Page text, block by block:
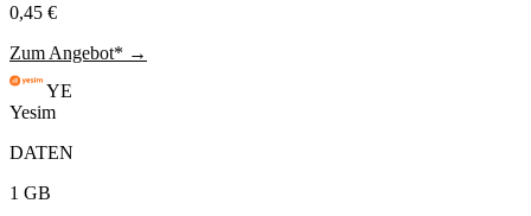
0,45 €
Zum Angebot* →
YE
Yesim
DATEN
1 GB